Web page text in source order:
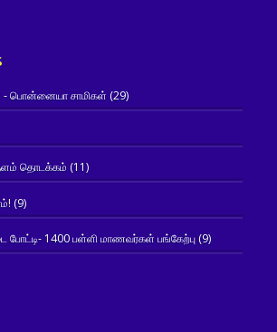
- பொன்னையா சாமிகள் (29)
தொடக்கம் (11)
(9)
போட்டி- 1400 பள்ளி மாணவர்கள் பங்கேற்பு(9)